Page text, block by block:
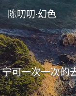
陈叨叨·幻色
宁可一次一次的